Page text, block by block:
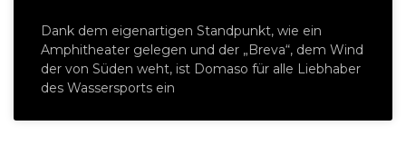
Dank dem eigenartigen Standpunkt, wie ein
Amphitheater gelegen und der „Breva“, dem Wind
der von Süden weht, ist Domaso für alle Liebhaber
des Wassersports ein